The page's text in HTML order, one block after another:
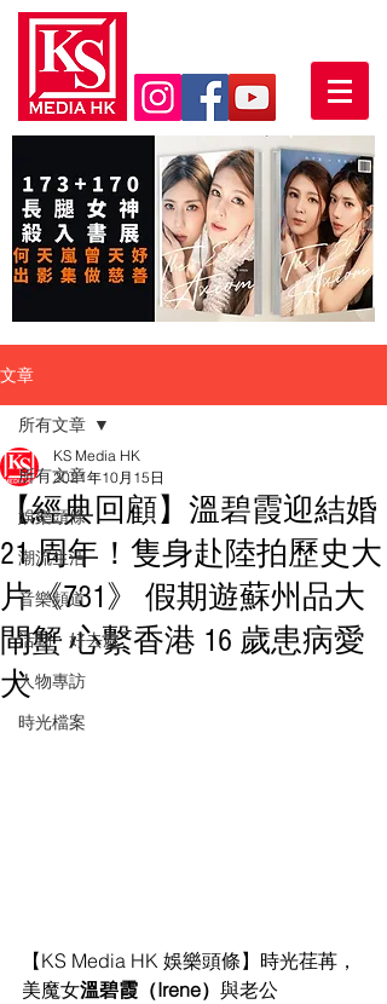
文章
所有文章
娛樂頭條
潮流生活
音樂頻道
活動・好去處
人物專訪
時光檔案
所有文章
【經典回顧】溫碧霞迎結婚
21 周年！隻身赴陸拍歷史大
片《731》 假期遊蘇州品大
閘蟹 心繫香港 16 歲患病愛
犬
KS Media HK
2021年10月15日
【KS Media HK 娛樂頭條】時光荏苒，
美魔女溫碧霞（Irene） 與老公